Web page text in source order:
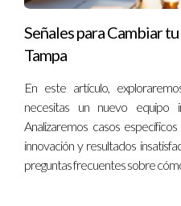
Señales para Cambiar
Tampa
En este artículo,
necesitas un nuevo equipo
Analizaremos casos
innovación y resultados
preguntas frecuentes sobre